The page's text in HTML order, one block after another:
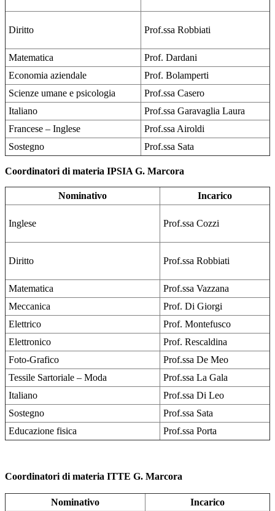
Diritto Prof.ssa Robbiati
Matematica
Prof. Dardani
Economia aziendale
Prof. Bolamperti
Scienze umane e psicologia
Prof.ssa Casero
Italiano
Prof.ssa Garavaglia Laura
Francese – Inglese
Prof.ssa Airoldi
Sostegno
Prof.ssa Sata
Coordinatori di materia IPSIA G. Marcora
Nominativo Incarico
Inglese Prof.ssa Cozzi
Diritto Prof.ssa Robbiati
Matematica
Prof.ssa Vazzana
Meccanica
Prof. Di Giorgi
Elettrico
Prof. Montefusco
Elettronico
Prof. Rescaldina
Foto-Grafico
Prof.ssa De Meo
Tessile Sartoriale – Moda
Prof.ssa La Gala
Italiano
Prof.ssa Di Leo
Sostegno
Prof.ssa Sata
Educazione fisica
Prof.ssa Porta
Coordinatori di materia ITTE G. Marcora
Nominativo Incarico